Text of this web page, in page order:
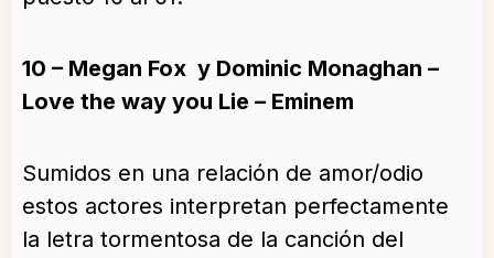
10 – Megan Fox y Dominic Monaghan –
Love the way you Lie – Eminem
Sumidos en una relación de amor/odio
estos actores interpretan perfectamente
la letra tormentosa de la canción del